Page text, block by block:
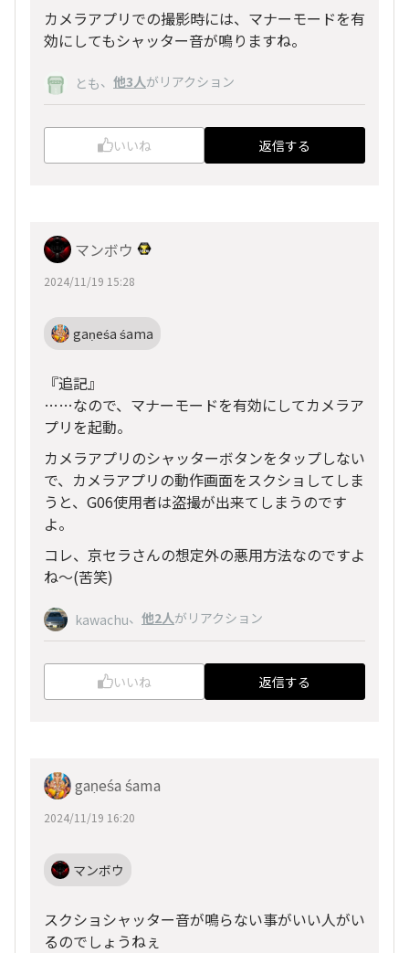
カメラアプリでの撮影時には、マナーモードを有
効にしてもシャッター音が鳴りますね。
とも、 他3人がリアクション
いいね 返信する
マンボウ
2024/11/19 15:28
gaṇeśa śama
『追記』
……なので、マナーモードを有効にしてカメラア
プリを起動。
カメラアプリのシャッターボタンをタップしない
で、カメラアプリの動作画面をスクショしてしま
うと、G06使用者は盗撮が出来てしまうのです
よ。
コレ、京セラさんの想定外の悪用方法なのですよ
ね～(苦笑)
kawachu、 他2人がリアクション
いいね 返信する
gaṇeśa śama
2024/11/19 16:20
マンボウ
スクショシャッター音が鳴らない事がいい人がい
るのでしょうねぇ